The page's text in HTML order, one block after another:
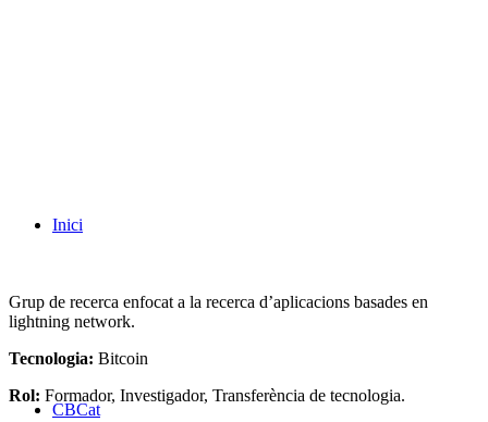
Inici
CBCat
Grup de recerca enfocat a la recerca d’aplicacions basades en
lightning network.
Tecnologia: Bitcoin
Rol: Formador, Investigador, Transferència de tecnologia.